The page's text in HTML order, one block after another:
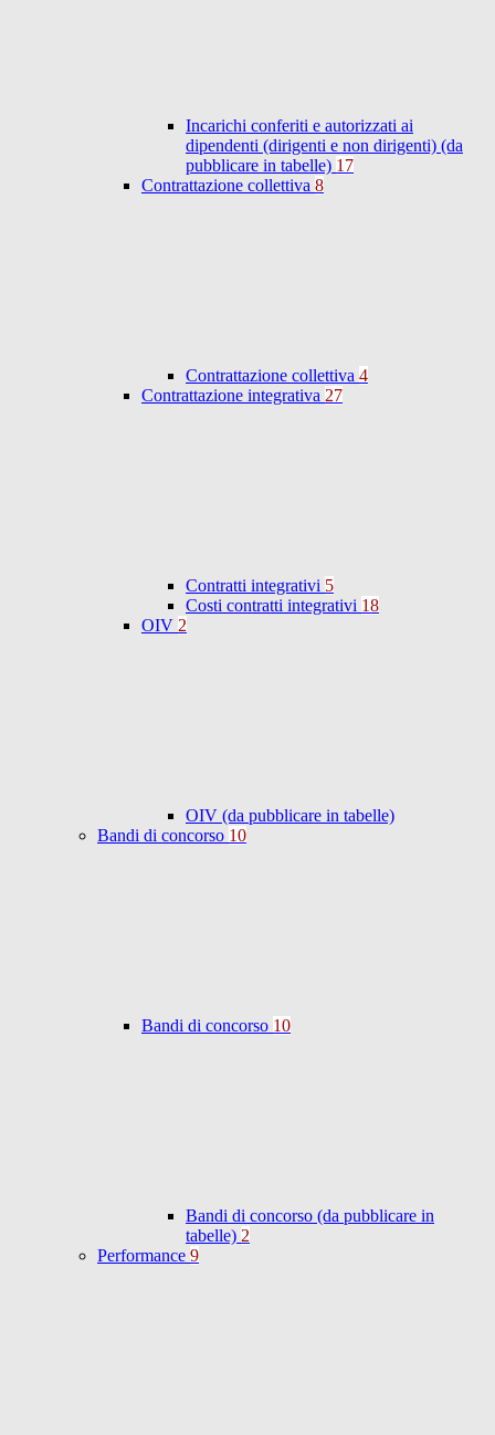
Incarichi conferiti e autorizzati ai
dipendenti (dirigenti e non dirigenti) (da
pubblicare in tabelle) 17
Contrattazione collettiva 8
Contrattazione collettiva 4
Contrattazione integrativa 27
Contratti integrativi 5
Costi contratti integrativi 18
OIV 2
OIV (da pubblicare in tabelle)
Bandi di concorso 10
Bandi di concorso 10
Bandi di concorso (da pubblicare in
tabelle) 2
Performance 9